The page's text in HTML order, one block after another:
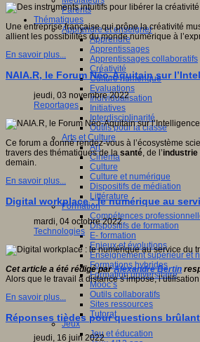
Parents
Thématiques
Apprendre et enseigner
Apprendre
Apprentissages
Apprentissages collaboratifs
Créativité
Culture numérique
Evaluations
Individualisation
Initiatives
Interdisciplinarité
Outils pour la classe
Arts et Culture
Art
Cinéma
Culture
Culture et numérique
Dispositifs de médiation
Littérature
Formation
Compétences
Dispositifs de formation
E- formation
Enjeux et évolutions
Enseignement supérieur et
Formations hybrides
Formation universitaire
Mooc’s
Outils collaboratifs
Sites ressources
Tutorat
Jeux
Jeu et éducation
Une entreprise française qui prône la créativité
allient les possibilités du monde numérique à
En savoir plus...
NAIA.R, le Forum Néo-Aquitain sur
jeudi, 03 novembre 2022
Reportages
Ce forum a donné rendez-vous à l’écosystème
travers des thématiques de lasanté, de l’industrie
demain.
En savoir plus...
Digital workplace : le numérique au
mardi, 04 octobre 2022
Technologies
Cet article a été rédigé parAlexandre Bertin
Alors que le travail à distance s’impose,
En savoir plus...
Réponses tièdes pour questions
jeudi, 16 juin 2022